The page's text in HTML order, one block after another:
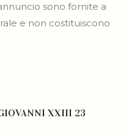
sono fornite a
e non costituiscono
XXIII 23